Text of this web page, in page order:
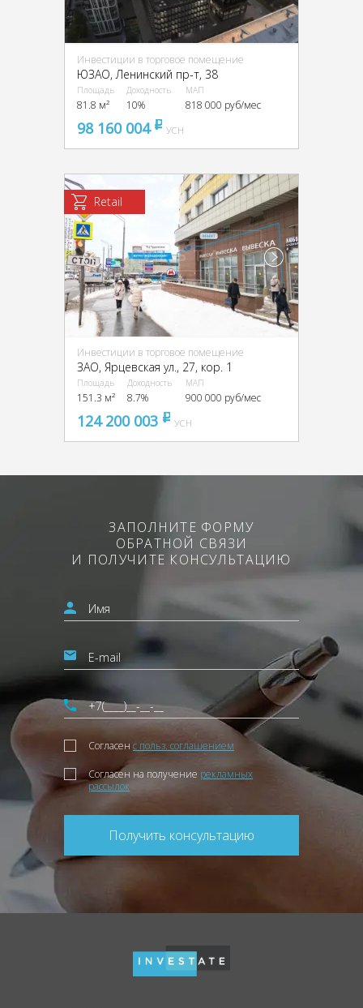
Инвестиции в торговое помещение
ЮЗАО, Ленинский пр-т, 38
Площадь
81.8 м²
Доходность
10%
МАП
818 000 руб/мес
98 160 004 pуб
УСН
Retail
Инвестиции в торговое помещение
ЗАО, Ярцевская ул., 27, кор. 1
Площадь
151.3 м²
Доходность
8.7%
МАП
900 000 руб/мес
124 200 003 pуб
УСН
ЗАПОЛНИТЕ ФОРМУ
ОБРАТНОЙ СВЯЗИ
И ПОЛУЧИТЕ КОНСУЛЬТАЦИЮ
Согласен с польз. соглашением
Согласен на получение рекламных
рассылок
Получить консультацию